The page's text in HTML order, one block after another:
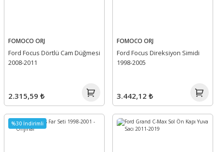
FOMOCO ORJ
Ford Focus Dörtlü Cam Düğmesi
2008-2011
2.315,59 ₺
FOMOCO ORJ
Ford Focus Direksiyon Simidi
1998-2005
3.442,12 ₺
%30 İndirimli